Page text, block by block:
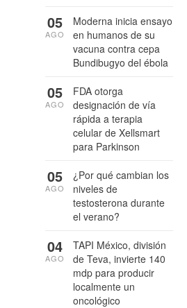
Moderna inicia ensayo
en humanos de su
vacuna contra cepa
Bundibugyo del ébola
05
AGO
FDA otorga
designación de vía
rápida a terapia
celular de Xellsmart
para Parkinson
05
AGO
¿Por qué cambian los
niveles de
testosterona durante
el verano?
05
AGO
TAPI México, división
de Teva, invierte 140
mdp para producir
localmente un
oncológico
04
AGO